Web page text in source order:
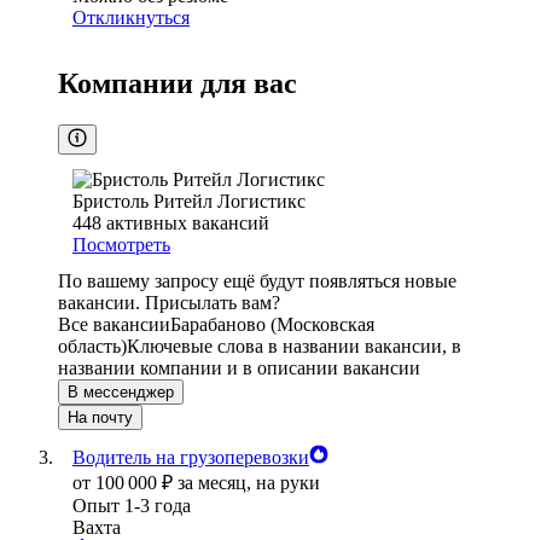
Откликнуться
Компании для вас
Бристоль Ритейл Логистикс
448 активных вакансий
Посмотреть
По вашему запросу ещё будут появляться новые
вакансии. Присылать вам?
Все вакансииБарабаново (Московская
область)Ключевые слова в названии вакансии, в
названии компании и в описании вакансии
В мессенджер
На почту
Водитель на грузоперевозки
от 100 000 ₽ за месяц, на руки
Опыт 1-3 года
Вахта